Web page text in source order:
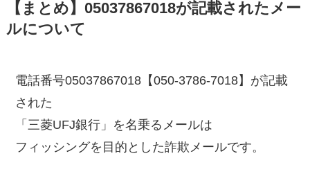
【まとめ】05037867018が記載されたメー
ルについて
電話番号05037867018【050-3786-7018】が記載
された
「三菱UFJ銀行」を名乗るメールは
フィッシングを目的とした詐欺メールです。